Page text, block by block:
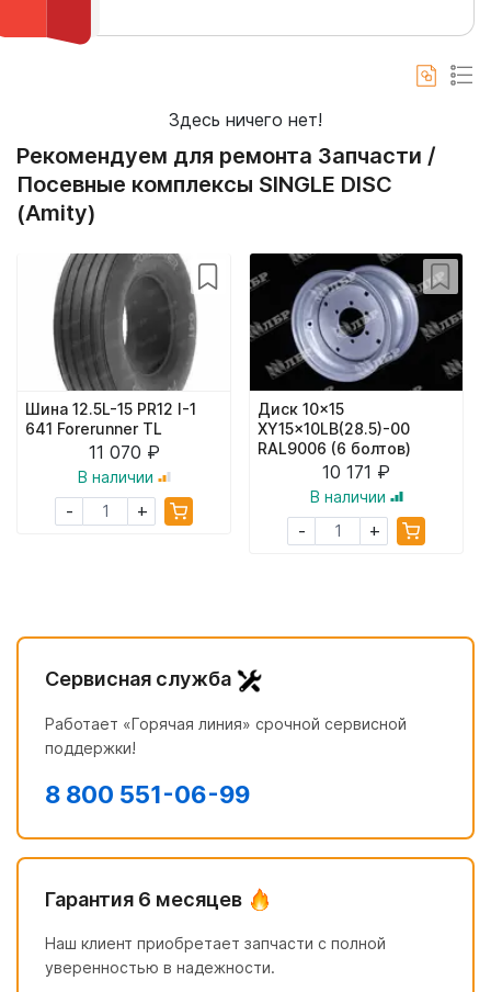
Здесь ничего нет!
Рекомендуем для ремонта Запчасти /
Посевные комплексы SINGLE DISC
(Amity)
Шина 12.5L-15 PR12 I-1
641 Forerunner TL
11 070 ₽
В наличии
- +
Диск 10x15
XY15x10LB(28.5)-00
RAL9006 (6 болтов)
10 171 ₽
В наличии
- +
Сервисная служба
Работает «Горячая линия» срочной сервисной
поддержки!
8 800 551-06-99
Гарантия 6 месяцев
Наш клиент приобретает запчасти с полной
уверенностью в надежности.